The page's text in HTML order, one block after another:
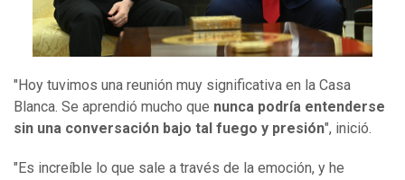
"Hoy tuvimos una reunión muy significativa en la Casa
Blanca. Se aprendió mucho que nunca podría entenderse
sin una conversación bajo tal fuego y presión", inició.
"Es increíble lo que sale a través de la emoción, y he